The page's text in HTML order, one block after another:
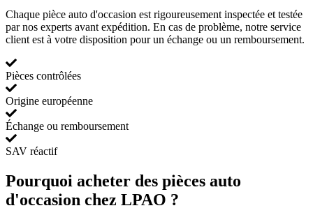
Chaque pièce auto d'occasion est rigoureusement inspectée et testée
par nos experts avant expédition. En cas de problème, notre service
client est à votre disposition pour un échange ou un remboursement.
Pièces contrôlées
Origine européenne
Échange ou remboursement
SAV réactif
Pourquoi acheter des pièces auto
d'occasion chez LPAO ?